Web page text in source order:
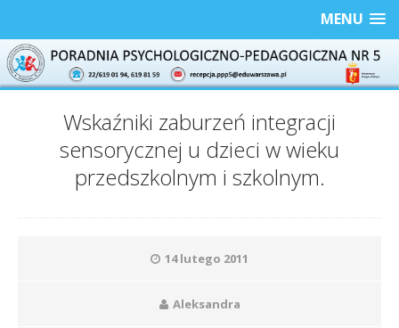
MENU
Wskaźniki zaburzeń integracji
sensorycznej u dzieci w wieku
przedszkolnym i szkolnym.
14 lutego 2011
Aleksandra